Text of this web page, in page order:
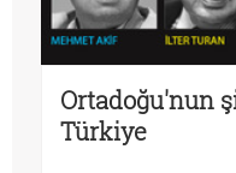
Ortadoğu'nun
Türkiye